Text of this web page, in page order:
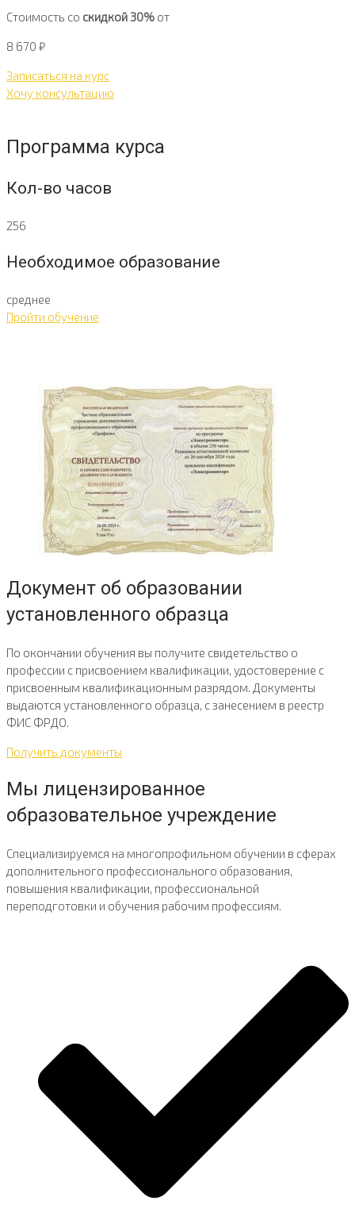
Стоимость со скидкой 30% от
8 670 ₽
Записаться на курс
Хочу консультацию
Программа курса
Кол-во часов
256
Необходимое образование
среднее
Пройти обучение
Документ об образовании
установленного образца
По окончании обучения вы получите свидетельство о
профессии с присвоением квалификации, удостоверение с
присвоенным квалификационным разрядом. Документы
выдаются установленного образца, с занесением в реестр
ФИС ФРДО.
Получить документы
Мы лицензированное
образовательное учреждение​
Специализируемся на многопрофильном обучении в сферах
дополнительного профессионального образования,
повышения квалификации, профессиональной
переподготовки и обучения рабочим профессиям.